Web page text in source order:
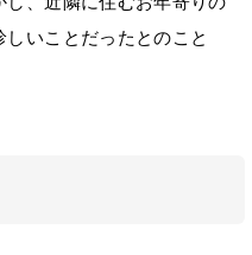
いことだったとのこと